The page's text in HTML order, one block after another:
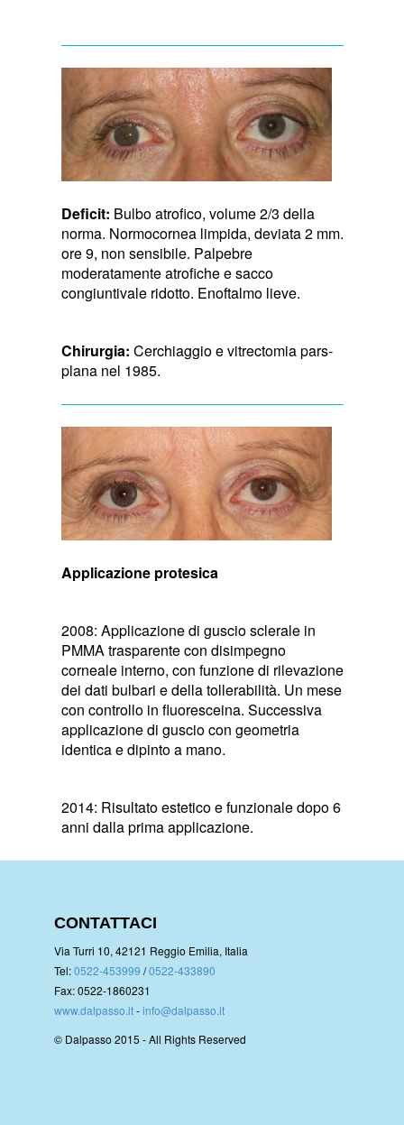
Deficit: Bulbo atrofico, volume 2/3 della
norma. Normocornea limpida, deviata 2 mm.
ore 9, non sensibile. Palpebre
moderatamente atrofiche e sacco
congiuntivale ridotto. Enoftalmo lieve.
Chirurgia: Cerchiaggio e vitrectomia pars-
plana nel 1985.
Applicazione protesica
2008: Applicazione di guscio sclerale in
PMMA trasparente con disimpegno
corneale interno, con funzione di rilevazione
dei dati bulbari e della tollerabilità. Un mese
con controllo in fluoresceina. Successiva
applicazione di guscio con geometria
identica e dipinto a mano.
2014: Risultato estetico e funzionale dopo 6
anni dalla prima applicazione.
CONTATTACI
Via Turri 10, 42121 Reggio Emilia, Italia
Tel:0522-453999 /0522-433890
Fax: 0522-1860231
www.dalpasso.it-info@dalpasso.it
© Dalpasso 2015 - All Rights Reserved